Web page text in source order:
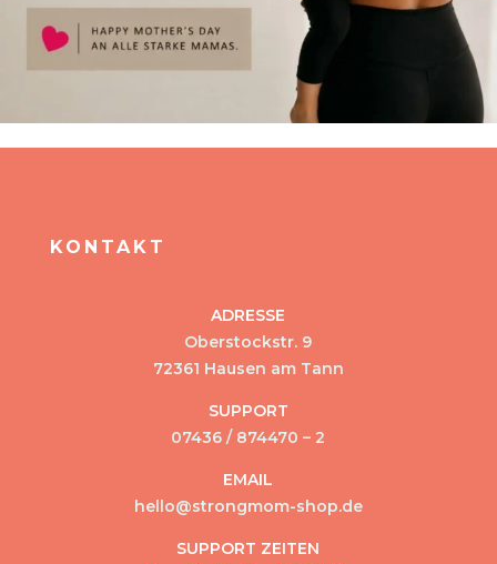
KONTAKT
ADRESSE
Oberstockstr. 9
72361 Hausen am Tann
SUPPORT
07436 / 874470 – 2
EMAIL
hello@strongmom-shop.de
SUPPORT ZEITEN